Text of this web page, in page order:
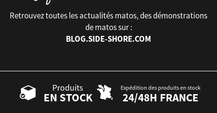
Retrouvez toutes les actualités matos, des démonstrations
de matos sur :
BLOG.SIDE-SHORE.COM
Produits
EN STOCK
Expédition des produits en stock
24/48H FRANCE